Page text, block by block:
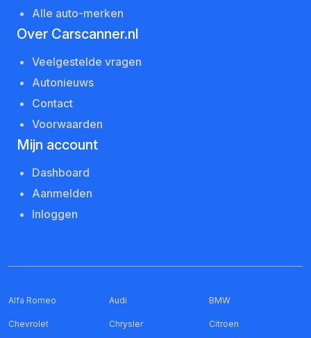
Alle auto-merken
Over Carscanner.nl
Veelgestelde vragen
Autonieuws
Contact
Voorwaarden
Mijn account
Dashboard
Aanmelden
Inloggen
Alfa Romeo Audi BMW
Chevrolet Chrysler Citroen